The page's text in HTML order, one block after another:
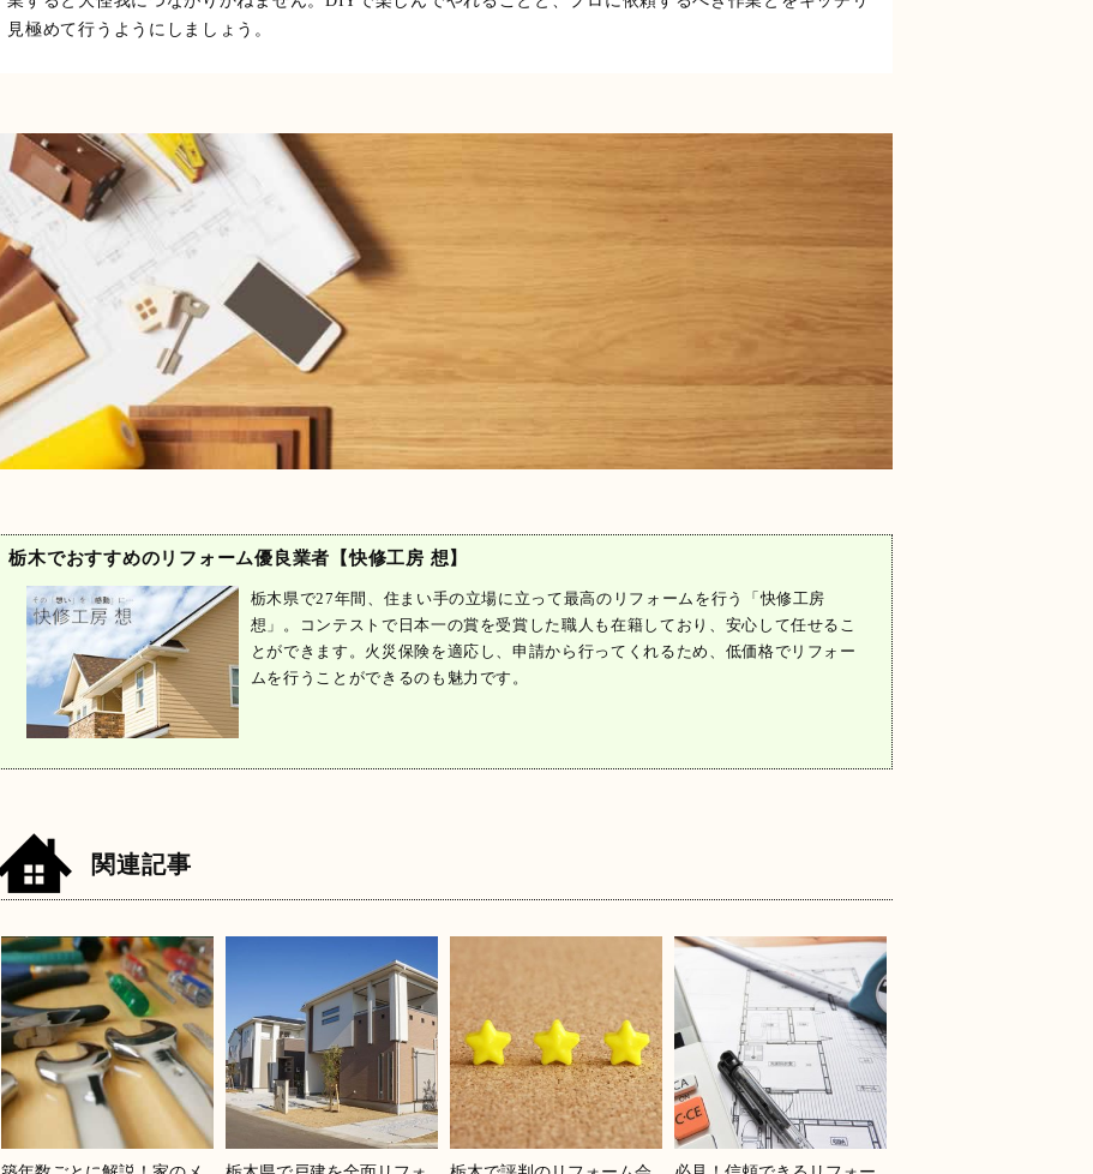
見極めて行うようにしましょう。
栃木でおすすめのリフォーム優良業者【快修工房 想】
栃木県で27年間、住まい手の立場に立って最高のリフォームを行う「快修工房
想」。コンテストで日本一の賞を受賞した職人も在籍しており、安心して任せるこ
とができます。火災保険を適応し、申請から行ってくれるため、低価格でリフォー
ムを行うことができるのも魅力です。
関連記事